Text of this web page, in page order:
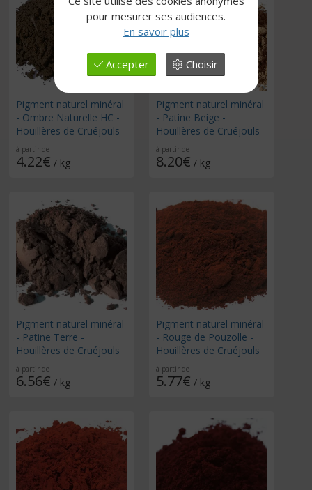
Pigment naturel minéral
- Ombre Naturelle HC -
Houillères de Cruéjouls
à partir de
4.22€ / kg
Pigment naturel minéral
- Patine Beige -
Houillères de Cruéjouls
à partir de
8.20€ / kg
Pigment naturel minéral
- Patine Terre -
Houillères de Cruéjouls
à partir de
6.56€ / kg
Pigment naturel minéral
- Rouge de Pouzolle -
Houillères de Cruéjouls
à partir de
5.77€ / kg
pour mesurer ses audiences.
En savoir plus
Accepter Choisir